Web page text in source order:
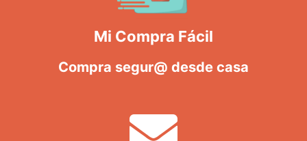
Mi Compra Fácil
Compra segur@ desde casa